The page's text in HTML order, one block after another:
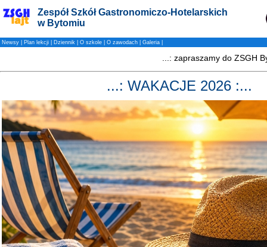
Zespół Szkół Gastronomiczo-Hotelarskich
w Bytomiu
Newsy Plan lekcji Dziennik O szkole O zawodach Galeria
...: WAKACJE 2026 :...